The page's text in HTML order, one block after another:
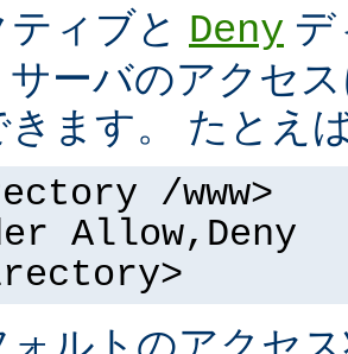
ティブと Deny デ
サーバのアクセ
きます。 たとえ
/www>
Allow,Deny
ォルトのアクセ